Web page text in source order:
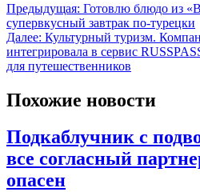
Предыдущая: Готовлю блюдо из
супервкусный завтрак по-турецки
Далее: Культурный туризм.
интегрировала в сервис
для путешественников
Похожие новости
Подкаблучник с
все согласный
опасен